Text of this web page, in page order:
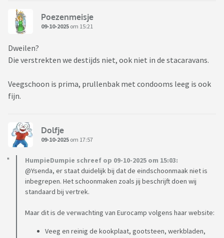
Poezenmeisje
09-10-2025 om 15:21
Dweilen?
Die verstrekten we destijds niet, ook niet in de stacaravans.
Veegschoon is prima, prullenbak met condooms leeg is ook
fijn.
Dolfje
09-10-2025 om 17:57
HumpieDumpie schreef op 09-10-2025 om 15:03:
@Ysenda, er staat duidelijk bij dat de eindschoonmaak niet is
inbegrepen. Het schoonmaken zoals jij beschrijft doen wij
standaard bij vertrek.
Maar dit is de verwachting van Eurocamp volgens haar website:
Veeg en reinig de kookplaat, gootsteen, werkbladen,